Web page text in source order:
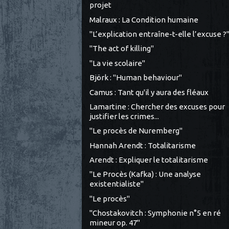
projet
Malraux : La Condition humaine
"L’explication entraîne-t-elle l’excuse ?"
"The act of killing"
"La vie scolaire"
Björk : "Human behaviour"
Camus : Tant qu'il y aura des fléaux
Lamartine : Chercher des excuses pour
justifier les crimes...
"Le procès de Nuremberg"
Hannah Arendt : Totalitarisme
Arendt : Expliquer le totalitarisme
"Le Procès (Kafka) : Une analyse
existentialiste"
"Le procès"
"Chostakovitch : Symphonie n°5 en ré
mineur op. 47"